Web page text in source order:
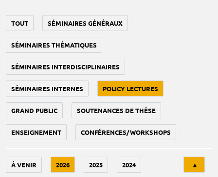
TOUT SÉMINAIRES GÉNÉRAUX
SÉMINAIRES THÉMATIQUES
SÉMINAIRES INTERDISCIPLINAIRES
SÉMINAIRES INTERNES POLICY LECTURES
GRAND PUBLIC SOUTENANCES DE THÈSE
ENSEIGNEMENT CONFÉRENCES/WORKSHOPS
À VENIR 2026 2025 2024 ▲